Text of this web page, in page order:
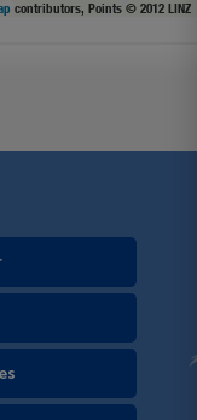
contributors, Points © 2012 LINZ